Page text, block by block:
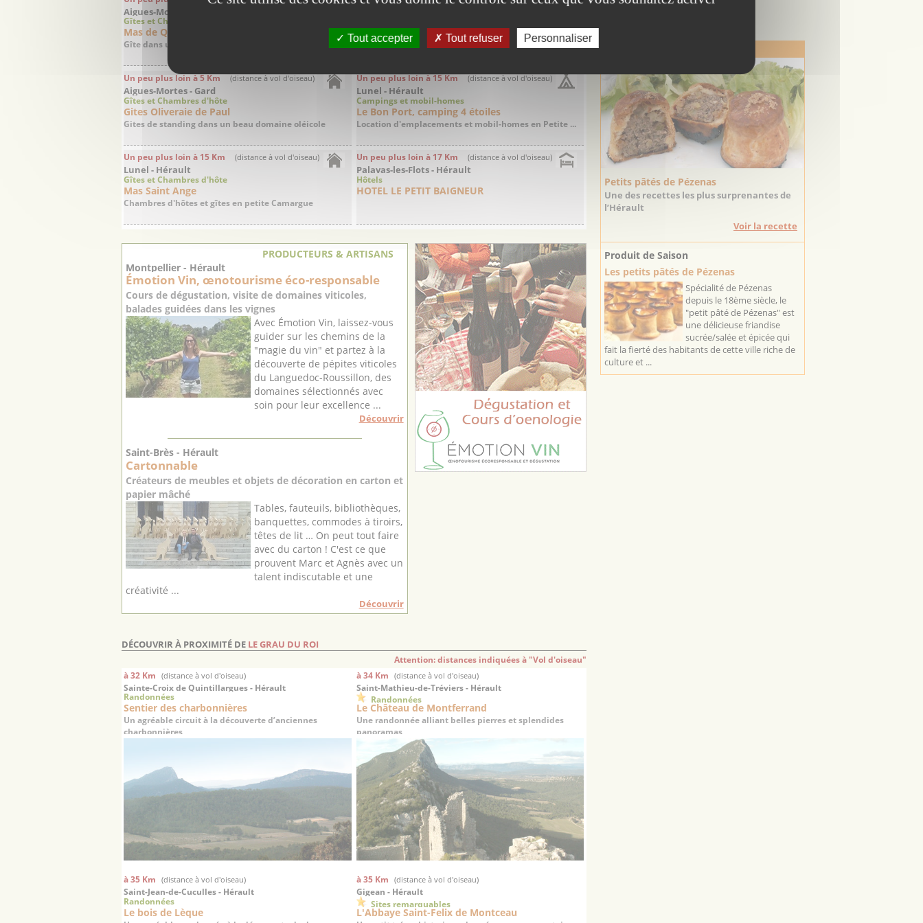
Aigues-Mortes - Gard
Gîtes et Chambres d'hôte
Mas de Quincandon
Gîte dans un domaine viticole en petite Camargue
Mas des Cygnes
Séjourner dans une exploitation vinicole au ...
Un peu plus loin à 5 Km (distance à vol d'oiseau)
Aigues-Mortes - Gard
Gîtes et Chambres d'hôte
Gites Oliveraie de Paul
Gites de standing dans un beau domaine oléicole
Un peu plus loin à 15 Km (distance à vol d'oiseau)
Lunel - Hérault
Campings et mobil-homes
Le Bon Port, camping 4 étoiles
Location d'emplacements et mobil-homes en Petite ...
Un peu plus loin à 15 Km (distance à vol d'oiseau)
Lunel - Hérault
Gîtes et Chambres d'hôte
Mas Saint Ange
Chambres d'hôtes et gîtes en petite Camargue
Un peu plus loin à 17 Km (distance à vol d'oiseau)
Palavas-les-Flots - Hérault
Hôtels
HOTEL LE PETIT BAIGNEUR
PRODUCTEURS & ARTISANS
Montpellier - Hérault
Émotion Vin, œnotourisme éco-responsable
Cours de dégustation, visite de domaines viticoles,
balades guidées dans les vignes
Avec Émotion Vin, laissez-vous
guider sur les chemins de la
"magie du vin" et partez à la
découverte de pépites viticoles
du Languedoc-Roussillon, des
domaines sélectionnés avec
soin pour leur excellence ...
Découvrir
Saint-Brès - Hérault
Cartonnable
Créateurs de meubles et objets de décoration en carton et
papier mâché
Tables, fauteuils, bibliothèques,
banquettes, commodes à tiroirs,
têtes de lit … On peut tout faire
avec du carton ! C'est ce que
prouvent Marc et Agnès avec un
talent indiscutable et une
créativité ...
Découvrir
DÉCOUVRIR À PROXIMITÉ DE LE GRAU DU ROI
Attention: distances indiquées à "Vol d'oiseau"
à 32 Km
(distance à vol d'oiseau)
Sainte-Croix de Quintillargues - Hérault
Randonnées
Sentier des charbonnières
Un agréable circuit à la découverte d’anciennes
charbonnières
à 34 Km (distance à vol d'oiseau)
Saint-Mathieu-de-Tréviers - Hérault
Randonnées
Le Château de Montferrand
Une randonnée alliant belles pierres et splendides
panoramas
à 35 Km (distance à vol d'oiseau)
Saint-Jean-de-Cuculles - Hérault
Randonnées
Le bois de Lèque
à 35 Km (distance à vol d'oiseau)
Gigean - Hérault
Sites remarquables
L'Abbaye Saint-Felix de Montceau
Petits pâtés de Pézenas
Une des recettes les plus surprenantes de
l’Hérault
Voir la recette
Produit de Saison
Les petits pâtés de Pézenas
Spécialité de Pézenas
depuis le 18ème siècle, le
"petit pâté de Pézenas" est
une délicieuse friandise
sucrée/salée et épicée qui
fait la fierté des habitants de cette ville riche de
culture et ...
Tout accepter Tout refuser Personnaliser